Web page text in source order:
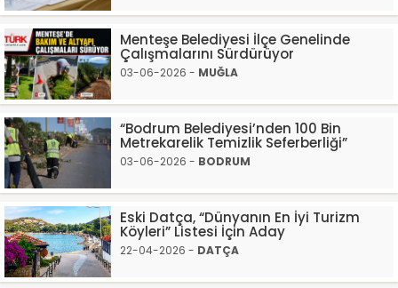
Menteşe Belediyesi İlçe Genelinde
Çalışmalarını Sürdürüyor
03-06-2026 - MUĞLA
“Bodrum Belediyesi’nden 100 Bin
Metrekarelik Temizlik Seferberliği”
03-06-2026 - BODRUM
Eski Datça, “Dünyanın En İyi Turizm
Köyleri” Listesi İçin Aday
22-04-2026 - DATÇA